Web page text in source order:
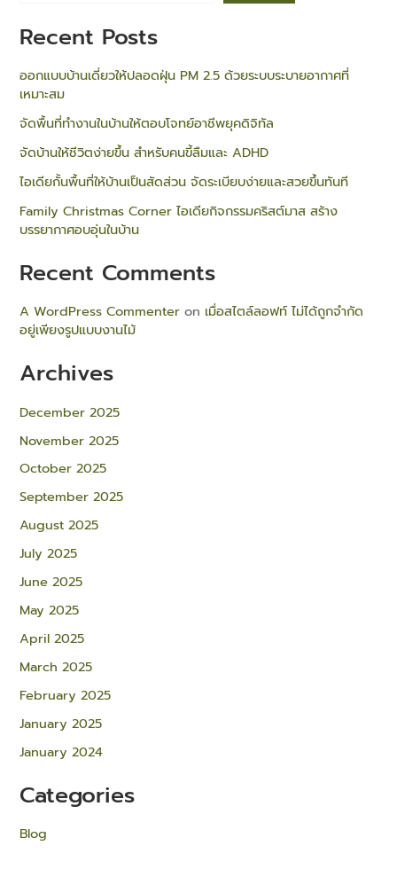
Recent Posts
ออกแบบบ้านเดี่ยวให้ปลอดฝุ่น PM 2.5 ด้วยระบบระบายอากาศที่
เหมาะสม
จัดพื้นที่ทำงานในบ้านให้ตอบโจทย์อาชีพยุคดิจิทัล
จัดบ้านให้ชีวิตง่ายขึ้น สำหรับคนขี้ลืมและ ADHD
ไอเดียกั้นพื้นที่ให้บ้านเป็นสัดส่วน จัดระเบียบง่ายและสวยขึ้นทันที
Family Christmas Corner ไอเดียกิจกรรมคริสต์มาส สร้าง
บรรยากาศอบอุ่นในบ้าน
Recent Comments
A WordPress Commenter on เมื่อสไตล์ลอฟท์ ไม่ได้ถูกจำกัด
อยู่เพียงรูปแบบงานไม้
Archives
December 2025
November 2025
October 2025
September 2025
August 2025
July 2025
June 2025
May 2025
April 2025
March 2025
February 2025
January 2025
January 2024
Categories
Blog